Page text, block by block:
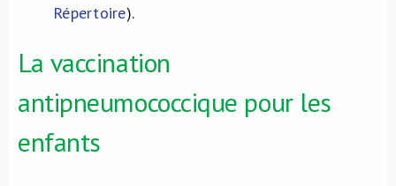
Répertoire).
La vaccination
antipneumococcique pour les
enfants